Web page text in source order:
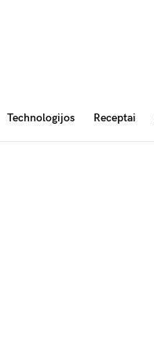
Technologijos Receptai